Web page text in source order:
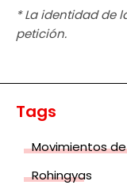
* La identidad de
petición.
Tags
Movimientos
Rohingyas